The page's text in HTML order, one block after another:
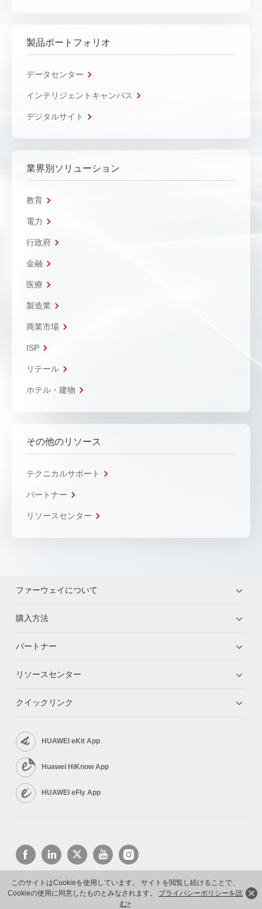
このサイトはCookieを使用しています。 サイトを閲覧し続けることで、
Cookieの使用に同意したものとみなされます。 プライバシーポリシーを読
む>
製品ポートフォリオ
データセンター
インテリジェントキャンパス
デジタルサイト
業界別ソリューション
教育
電力
行政府
金融
医療
製造業
商業市場
ISP
リテール
ホテル・建物
その他のリソース
テクニカルサポート
パートナー
リソースセンター
ファーウェイについて
購入方法
パートナー
リソースセンター
クイックリンク
HUAWEI eKit App
Huawei HiKnow App
HUAWEI eFly App
Copyright © 2026 Huawei Technologies Co., Ltd. All rights reserved.
プライバシーポリシー